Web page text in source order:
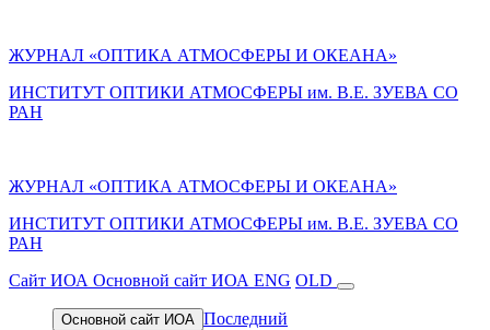
ЖУРНАЛ «ОПТИКА АТМОСФЕРЫ И ОКЕАНА»
ИНСТИТУТ ОПТИКИ АТМОСФЕРЫ им. В.Е. ЗУЕВА СО
РАН
ЖУРНАЛ «ОПТИКА АТМОСФЕРЫ И ОКЕАНА»
ИНСТИТУТ ОПТИКИ АТМОСФЕРЫ им. В.Е. ЗУЕВА СО
РАН
Cайт ИОА Основной сайт ИОА ENG OLD
Основной сайт ИОА Последний